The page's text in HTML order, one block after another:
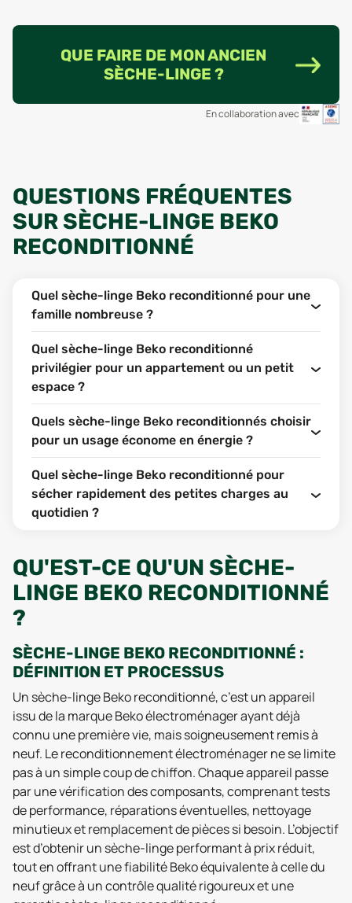
QUE FAIRE DE MON ANCIEN
SÈCHE-LINGE ?
En collaboration avec
QUESTIONS FRÉQUENTES
SUR SÈCHE-LINGE BEKO
RECONDITIONNÉ
Quel sèche-linge Beko reconditionné pour une
famille nombreuse ?
Quel sèche-linge Beko reconditionné
privilégier pour un appartement ou un petit
espace ?
Quels sèche-linge Beko reconditionnés choisir
pour un usage économe en énergie ?
Quel sèche-linge Beko reconditionné pour
sécher rapidement des petites charges au
quotidien ?
QU'EST-CE QU'UN SÈCHE-
LINGE BEKO RECONDITIONNÉ
?
SÈCHE-LINGE BEKO RECONDITIONNÉ :
DÉFINITION ET PROCESSUS
Un sèche-linge Beko reconditionné, c’est un appareil
issu de la marque Beko électroménager ayant déjà
connu une première vie, mais soigneusement remis à
neuf. Le reconditionnement électroménager ne se limite
pas à un simple coup de chiffon. Chaque appareil passe
par une vérification des composants, comprenant tests
de performance, réparations éventuelles, nettoyage
minutieux et remplacement de pièces si besoin. L’objectif
est d’obtenir un sèche-linge performant à prix réduit,
tout en offrant une fiabilité Beko équivalente à celle du
neuf grâce à un contrôle qualité rigoureux et une